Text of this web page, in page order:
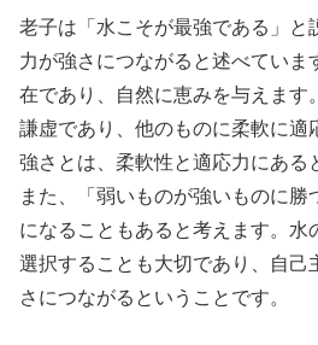
老子は「水こそが最強である」と
力が強さにつながると述べていま
在であり、自然に恵みを与えます
謙虚であり、他のものに柔軟に適
強さとは、柔軟性と適応力にある
また、「弱いものが強いものに勝
になることもあると考えます。水
選択することも大切であり、自己
さにつながるということです。